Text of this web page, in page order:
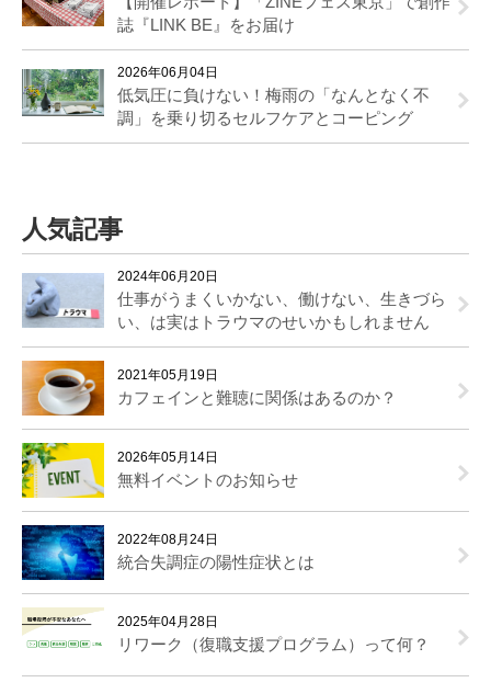
誌『LINK BE』をお届け
2026年06月04日
低気圧に負けない！梅雨の「なんとなく不
調」を乗り切るセルフケアとコーピング
人気記事
2024年06月20日
仕事がうまくいかない、働けない、生きづら
い、は実はトラウマのせいかもしれません
2021年05月19日
カフェインと難聴に関係はあるのか？
2026年05月14日
無料イベントのお知らせ
2022年08月24日
統合失調症の陽性症状とは
2025年04月28日
リワーク（復職支援プログラム）って何？